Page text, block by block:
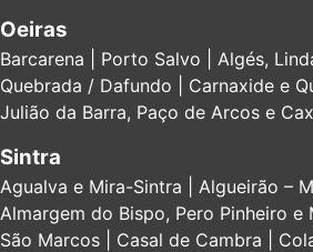
Oeiras
Barcarena | Porto Salvo | Algés,
Quebrada / Dafundo | Carnaxide e
Julião da Barra, Paço de Arcos e
Sintra
Agualva e Mira-Sintra | Algueirão –
Almargem do Bispo, Pero Pinheiro
São Marcos | Casal de Cambra |